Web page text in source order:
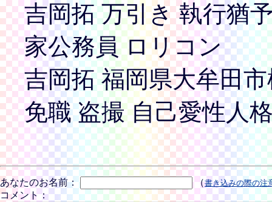
吉岡拓 万引き 執行猶
家公務員 ロリコン
吉岡拓 福岡県大牟田
免職 盗撮 自己愛性人
あなたのお名前： （書き込みの際の注
コメント：